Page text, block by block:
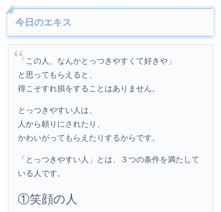
今日のエキス
「この人、なんかとっつきやすくて好きや」
と思ってもらえると、
得こそすれ損をすることはありません。
とっつきやすい人は、
人から頼りにされたり、
かわいがってもらえたりするからです。
「とっつきやすい人」とは、３つの条件を満たして
いる人です。
①笑顔の人